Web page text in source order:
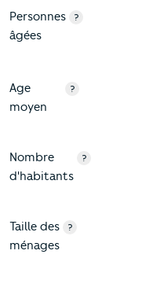
Personnes
âgées
?
Age
moyen
?
Nombre
d'habitants
?
Taille des
ménages
?